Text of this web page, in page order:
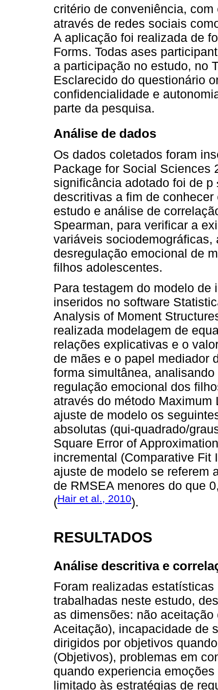
critério de conveniência,
através de redes sociais
A aplicação foi realizada de
Forms. Todas ases
a participação no estudo, no
Esclarecido do questionário
confidencialidade e
parte da pesquisa.
Análise de dados
Os dados coletados foram
Package for Social Sciences
significância adotado foi de
descritivas a fim de
estudo e análise de
Spearman, para verificar a
variáveis
desregulação emocional de
filhos adolescentes.
Para testagem do modelo de
inseridos no software
Analysis of Moment
realizada modelagem de
relações explicativas e o
de mães e o papel mediador
forma simultânea,
regulação emocional dos
através do método
ajuste de modelo os
absolutas (qui-quadrado/
Square Error of
incremental (Comparative Fit
ajuste de modelo se referem
de RMSEA menores do que
(Hair et al., 2010).
RESULTADOS
Análise descritiva e
Foram realizadas
trabalhadas neste estudo,
as dimensões: não
Aceitação), incapacidade de
dirigidos por objetivos
(Objetivos), problemas em
quando experiencia
limitado às estratégias de